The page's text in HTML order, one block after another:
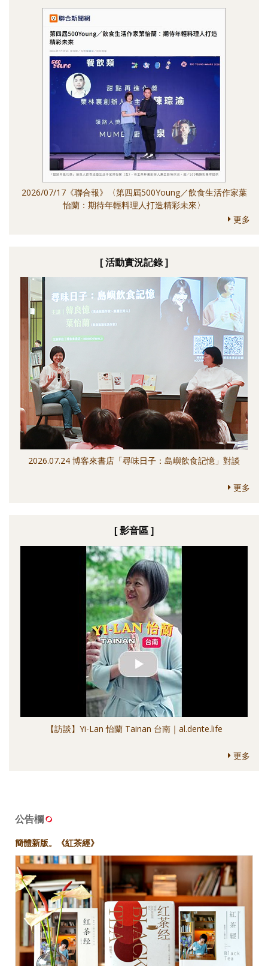
2026/07/17《聯合報》〈第四屆500Young／飲食生活作家葉
怡蘭：期待年輕料理人打造精彩未來〉
更多
[ 活動實況記錄 ]
2026.07.24 博客來書店「尋味日子：島嶼飲食記憶」對談
更多
[ 影音區 ]
【訪談】Yi-Lan 怡蘭 Tainan 台南｜al.dente.life
更多
公告欄
簡體新版。《紅茶經》